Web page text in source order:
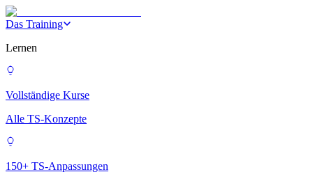
Das Training
Lernen
Vollständige Kurse
Alle TS-Konzepte
150+ TS-Anpassungen